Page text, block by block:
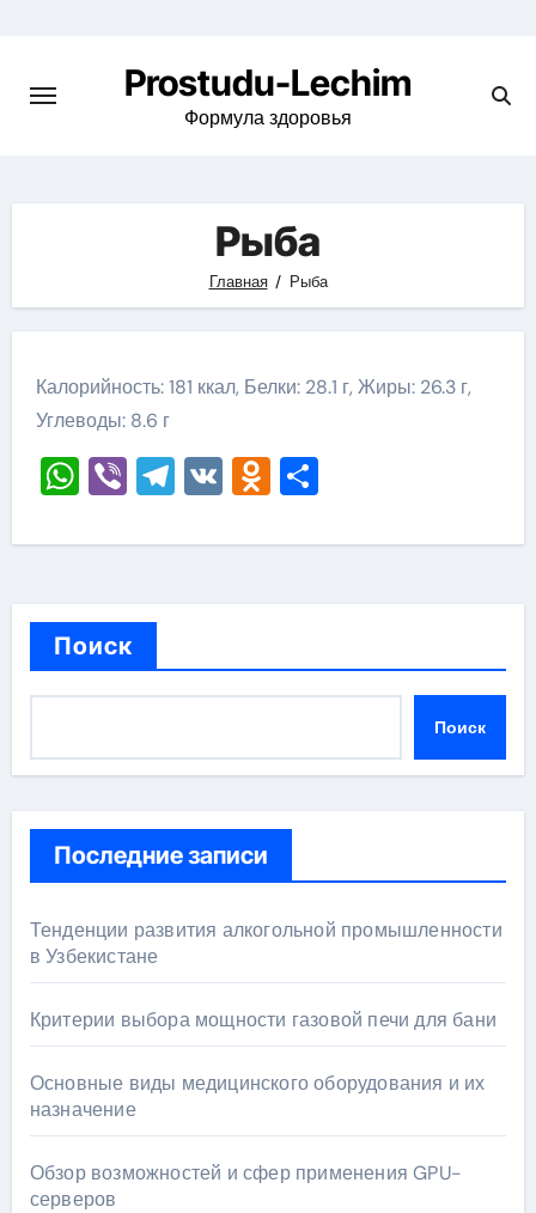
содержимому
Prostudu-Lechim
Формула здоровья
Рыба
Главная Рыба
Калорийность: 181 ккал, Белки: 28.1 г, Жиры: 26.3 г,
Углеводы: 8.6 г
WhatsApp
ViberTelegram
VKOdnoklassniki
Отправить
Поиск
Поиск
Последние записи
Тенденции развития алкогольной промышленности
в Узбекистане
Критерии выбора мощности газовой печи для бани
Основные виды медицинского оборудования и их
назначение
Обзор возможностей и сфер применения GPU-
серверов